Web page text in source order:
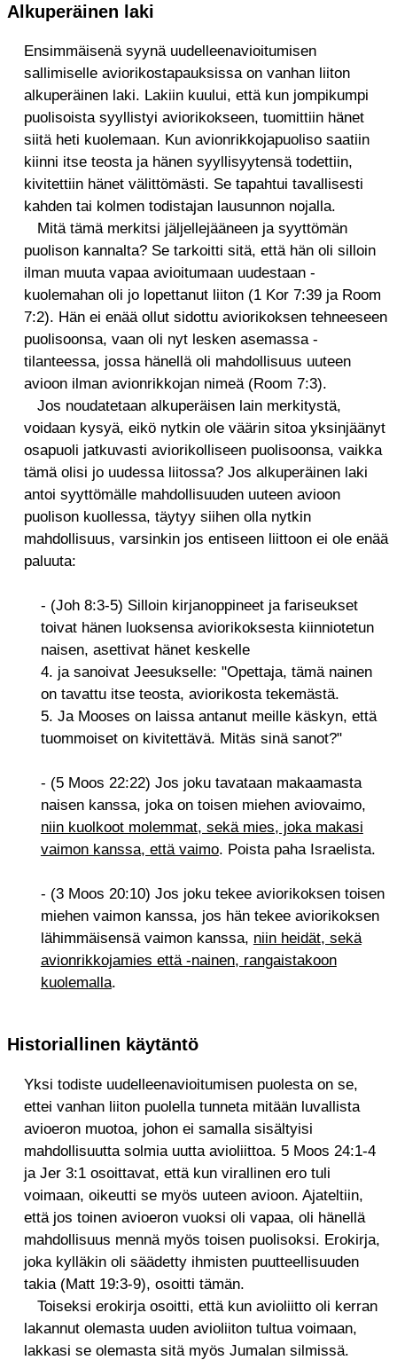
Alkuperäinen laki
Ensimmäisenä syynä uudelleenavioitumisen
sallimiselle aviorikostapauksissa on vanhan liiton
alkuperäinen laki. Lakiin kuului, että kun jompikumpi
puolisoista syyllistyi aviorikokseen, tuomittiin hänet
siitä heti kuolemaan. Kun avionrikkojapuoliso saatiin
kiinni itse teosta ja hänen syyllisyytensä todettiin,
kivitettiin hänet välittömästi. Se tapahtui tavallisesti
kahden tai kolmen todistajan lausunnon nojalla.
Mitä tämä merkitsi jäljellejääneen ja syyttömän
puolison kannalta? Se tarkoitti sitä, että hän oli silloin
ilman muuta vapaa avioitumaan uudestaan -
kuolemahan oli jo lopettanut liiton (1 Kor 7:39 ja Room
7:2). Hän ei enää ollut sidottu aviorikoksen tehneeseen
puolisoonsa, vaan oli nyt lesken asemassa -
tilanteessa, jossa hänellä oli mahdollisuus uuteen
avioon ilman avionrikkojan nimeä (Room 7:3).
Jos noudatetaan alkuperäisen lain merkitystä,
voidaan kysyä, eikö nytkin ole väärin sitoa yksinjäänyt
osapuoli jatkuvasti aviorikolliseen puolisoonsa, vaikka
tämä olisi jo uudessa liitossa? Jos alkuperäinen laki
antoi syyttömälle mahdollisuuden uuteen avioon
puolison kuollessa, täytyy siihen olla nytkin
mahdollisuus, varsinkin jos entiseen liittoon ei ole enää
paluuta:
- (Joh 8:3-5) Silloin kirjanoppineet ja fariseukset
toivat hänen luoksensa aviorikoksesta kiinniotetun
naisen, asettivat hänet keskelle
4. ja sanoivat Jeesukselle: "Opettaja, tämä nainen
on tavattu itse teosta, aviorikosta tekemästä.
5. Ja Mooses on laissa antanut meille käskyn, että
tuommoiset on kivitettävä. Mitäs sinä sanot?"
- (5 Moos 22:22) Jos joku tavataan makaamasta
naisen kanssa, joka on toisen miehen aviovaimo,
niin kuolkoot molemmat, sekä mies, joka makasi
vaimon kanssa, että vaimo. Poista paha Israelista.
- (3 Moos 20:10) Jos joku tekee aviorikoksen toisen
miehen vaimon kanssa, jos hän tekee aviorikoksen
lähimmäisensä vaimon kanssa, niin heidät, sekä
avionrikkojamies että -nainen, rangaistakoon
kuolemalla.
Historiallinen käytäntö
Yksi todiste uudelleenavioitumisen puolesta on se,
ettei vanhan liiton puolella tunneta mitään luvallista
avioeron muotoa, johon ei samalla sisältyisi
mahdollisuutta solmia uutta avioliittoa. 5 Moos 24:1-4
ja Jer 3:1 osoittavat, että kun virallinen ero tuli
voimaan, oikeutti se myös uuteen avioon. Ajateltiin,
että jos toinen avioeron vuoksi oli vapaa, oli hänellä
mahdollisuus mennä myös toisen puolisoksi. Erokirja,
joka kylläkin oli säädetty ihmisten puutteellisuuden
takia (Matt 19:3-9), osoitti tämän.
Toiseksi erokirja osoitti, että kun avioliitto oli kerran
lakannut olemasta uuden avioliiton tultua voimaan,
lakkasi se olemasta sitä myös Jumalan silmissä.